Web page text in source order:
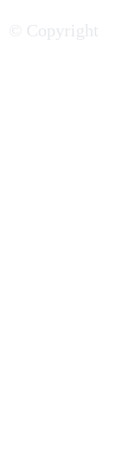
films et séries
© Copyright